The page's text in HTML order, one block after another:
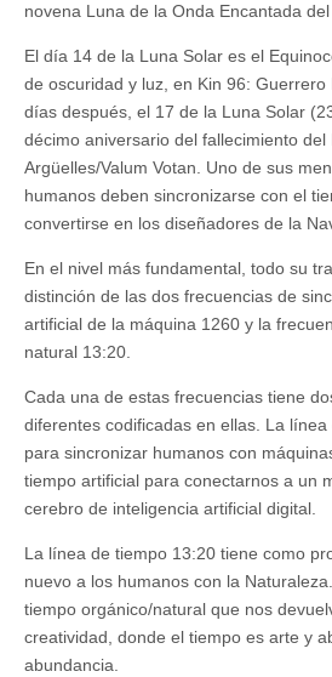
novena Luna de la Onda Encantada
El día 14 de la Luna Solar es el
de oscuridad y luz, en Kin 96: Guerrero
días después, el 17 de la Luna Solar
décimo aniversario del fallecimiento del
Argüelles/Valum Votan. Uno de sus
humanos deben sincronizarse con el
convertirse en los diseñadores de la
En el nivel más fundamental, todo su
distinción de las dos frecuencias de
artificial de la máquina 1260 y la
natural 13:20.
Cada una de estas frecuencias tiene
diferentes codificadas en ellas. La
para sincronizar humanos con
tiempo artificial para conectarnos a un
cerebro de inteligencia artificial digital.
La línea de tiempo 13:20 tiene como
nuevo a los humanos con la
tiempo orgánico/natural que nos
creatividad, donde el tiempo es arte y
abundancia.